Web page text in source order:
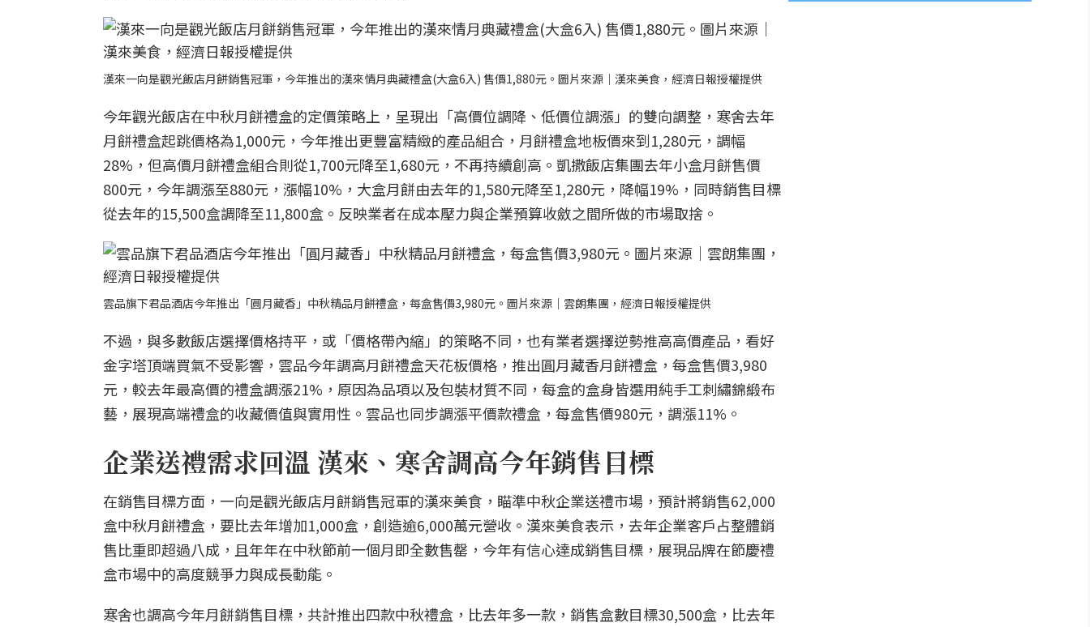
漢來一向是觀光飯店月餅銷售冠軍，今年推出的漢來情月典藏禮盒(大盒6入) 售價1,880元。圖片來源｜漢來美食，經濟日報授權提供
今年觀光飯店在中秋月餅禮盒的定價策略上，呈現出「高價位調降、低價位調漲」的雙向調整，寒舍去年
月餅禮盒起跳價格為1,000元，今年推出更豐富精緻的產品組合，月餅禮盒地板價來到1,280元，調幅
28%，但高價月餅禮盒組合則從1,700元降至1,680元，不再持續創高。凱撒飯店集團去年小盒月餅售價
800元，今年調漲至880元，漲幅10%，大盒月餅由去年的1,580元降至1,280元，降幅19%，同時銷售目標
從去年的15,500盒調降至11,800盒。反映業者在成本壓力與企業預算收斂之間所做的市場取捨。
雲品旗下君品酒店今年推出「圓月藏香」中秋精品月餅禮盒，每盒售價3,980元。圖片來源｜雲朗集團，經濟日報授權提供
不過，與多數飯店選擇價格持平，或「價格帶內縮」的策略不同，也有業者選擇逆勢推高高價產品，看好
金字塔頂端買氣不受影響，雲品今年調高月餅禮盒天花板價格，推出圓月藏香月餅禮盒，每盒售價3,980
元，較去年最高價的禮盒調漲21%，原因為品項以及包裝材質不同，每盒的盒身皆選用純手工刺繡錦緞布
藝，展現高端禮盒的收藏價值與實用性。雲品也同步調漲平價款禮盒，每盒售價980元，調漲11%。
企業送禮需求回溫 漢來、寒舍調高今年銷售目標
在銷售目標方面，一向是觀光飯店月餅銷售冠軍的漢來美食，瞄準中秋企業送禮市場，預計將銷售62,000
盒中秋月餅禮盒，要比去年增加1,000盒，創造逾6,000萬元營收。漢來美食表示，去年企業客戶占整體銷
售比重即超過八成，且年年在中秋節前一個月即全數售罄，今年有信心達成銷售目標，展現品牌在節慶禮
盒市場中的高度競爭力與成長動能。
寒舍也調高今年月餅銷售目標，共計推出四款中秋禮盒，比去年多一款，銷售盒數目標30,500盒，比去年